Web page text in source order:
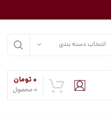
انتخاب دسته بندی
0 محصول
۰تومان